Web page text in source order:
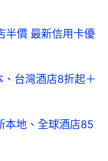
半價 最新信用卡優
台灣酒店8折起＋
地、全球酒店85